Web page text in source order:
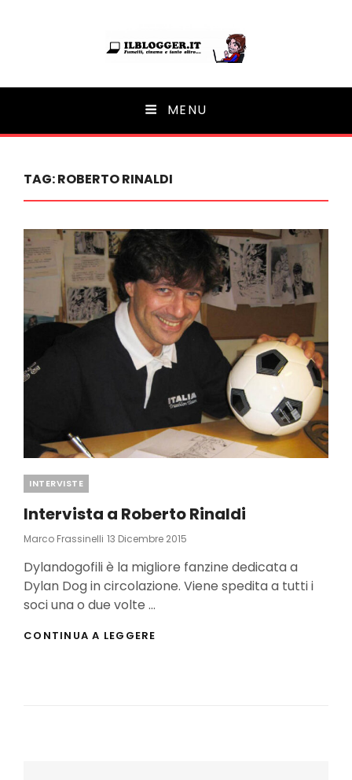
Ilblogger.it
Il portalino di blog | MENU
TAG:ROBERTO RINALDI
Categories
INTERVISTE
Intervista a Roberto Rinaldi
Marco Frassinelli Posted
13 Dicembre 2015
Dylandogofili è la migliore fanzine dedicata a
Dylan Dog in circolazione. Viene spedita a tutti i
soci una o due volte …
CONTINUA A LEGGERE